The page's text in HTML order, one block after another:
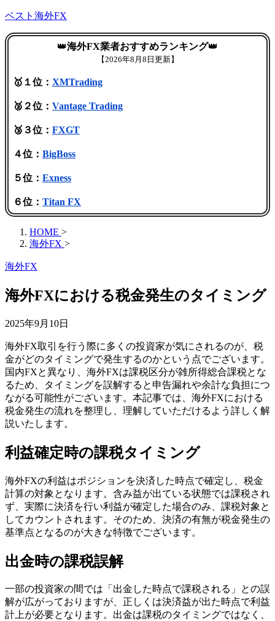
ベスト海外FX
👑海外FX業者おすすめランキング👑
【2026年8月8日更新】
🥇１位： XMTrading
🥈２位： Vantage Trading
🥉３位： FXGT
４位： BigBoss
５位： Exness
６位： Titan FX
HOME >
海外FX >
海外FX
海外FXにおける税金発生のタイミング
2025年9月10日
海外FX取引を行う際に多くの投資家が気にされるのが、税
金がどのタイミングで発生するのかという点でございます。
国内FXと異なり、海外FXは課税区分が雑所得総合課税とな
るため、タイミングを誤解すると申告漏れや余計な負担につ
ながる可能性がございます。本記事では、海外FXにおける
税金発生の流れを整理し、理解していただけるよう詳しく解
説いたします。
利益確定時の課税タイミング
海外FXの利益はポジションを決済した時点で確定し、税金
計算の対象となります。含み益が出ている状態では課税され
ず、実際に決済を行い利益が確定した場合のみ、課税対象と
してカウントされます。そのため、決済の有無が税金発生の
基準点となるのが大きな特徴でございます。
出金時の課税誤解
一部の投資家の間では「出金した時点で課税される」との誤
解が広がっておりますが、正しくは決済益が出た時点で利益
計上が必要となります。出金は課税のタイミングではなく、